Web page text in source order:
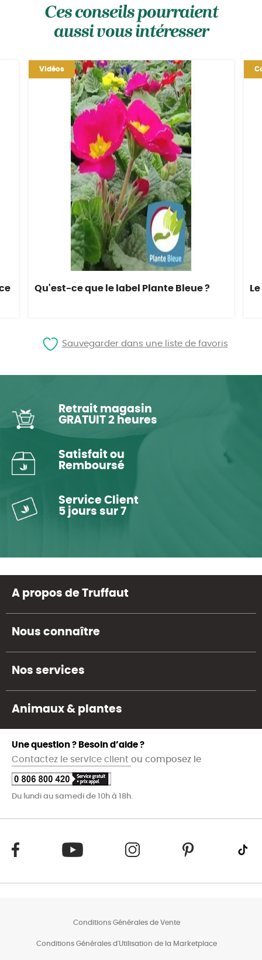
Sauvegarder dans une liste de favoris
Ces conseils pourraient
aussi vous intéresser
Vidéos
Qu'est-ce que le label Plante Bleue ?
Retrait magasin
GRATUIT 2 heures
Satisfait ou
Remboursé
Service Client
5 jours sur 7
A propos de Truffaut
Nous connaître
Nos services
Animaux & plantes
Une question ? Besoin d’aide ?
Contactez le service client ou composez le
Du lundi au samedi de 10h à 18h.
Conditions Générales de Vente
Conditions Générales d'Utilisation de la Marketplace